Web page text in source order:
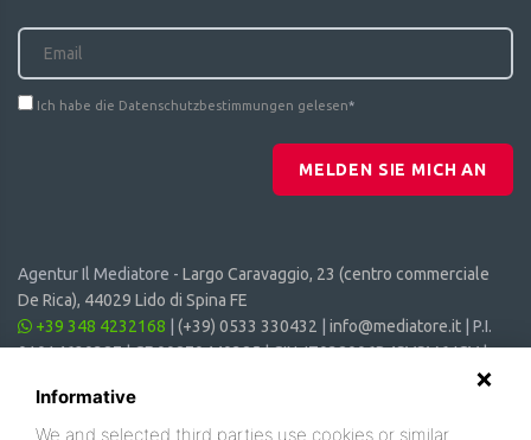
Ich habe die Datenschutzbestimmungen gelesen*
MELDEN SIE MICH AN
Agentur Il Mediatore - Largo Caravaggio, 23 (centro commerciale
De Rica), 44029 Lido di Spina FE
+39 348 4232168
(+39) 0533 330432 info@mediatore.it | P.I.
01014620387 | CF 00870440385 | CIN: IT038006B4SVSM6JCV |
Informative
We and selected third parties use cookies or similar